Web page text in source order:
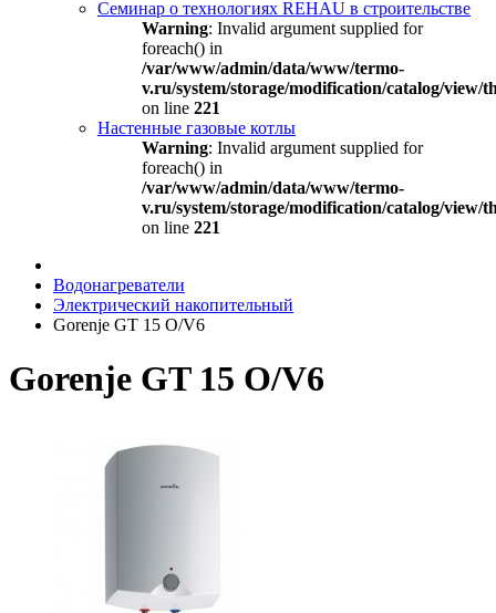
Семинар о технологиях REHAU в строительстве
Warning: Invalid argument supplied for
foreach() in
/var/www/admin/data/www/termo-
v.ru/system/storage/modification/catalog/view/
on line 221
Настенные газовые котлы
Warning: Invalid argument supplied for
foreach() in
/var/www/admin/data/www/termo-
v.ru/system/storage/modification/catalog/view/
on line 221
Водонагреватели
Электрический накопительный
Gorenje GT 15 O/V6
Gorenje GT 15 O/V6